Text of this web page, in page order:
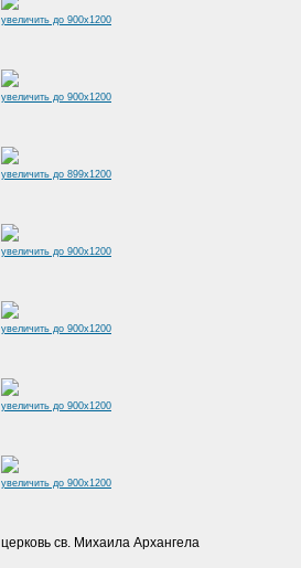
увеличить до 900x1200
увеличить до 900x1200
увеличить до 899x1200
увеличить до 900x1200
увеличить до 900x1200
увеличить до 900x1200
увеличить до 900x1200
церковь св. Михаила Архангела